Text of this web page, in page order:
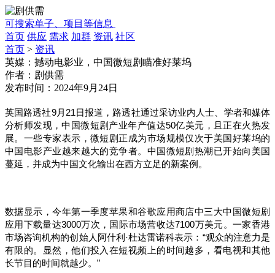
可搜索单子、项目等信息
首页 供应 需求 加群 资讯 社区
首页 > 资讯
英媒：撼动电影业，中国微短剧瞄准好莱坞
作者： 剧供需
发布时间： 2024年9月24日
英国路透社9月21日报道，路透社通过采访业内人士、学者和媒体
分析师发现，中国微短剧产业年产值达50亿美元，且正在火热发
展。一些专家表示，微短剧正成为市场规模仅次于美国好莱坞的
中国电影产业越来越大的竞争者。中国微短剧热潮已开始向美国
蔓延，并成为中国文化输出在西方立足的新案例。
数据显示，今年第一季度苹果和谷歌应用商店中三大中国微短剧
应用下载量达3000万次，国际市场营收达7100万美元。一家香港
市场咨询机构的创始人阿什利·杜达雷诺科表示：“观众的注意力是
有限的。显然，他们投入在短视频上的时间越多，看电视和其他
长节目的时间就越少。”